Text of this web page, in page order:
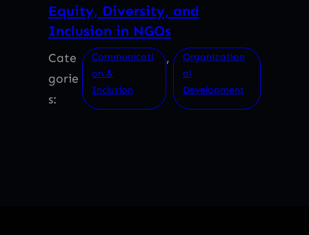
Equity, Diversity, and
Inclusion in NGOs
Cate
gorie
s:
Communicati
on &
Inclusion
,
Organization
al
Development